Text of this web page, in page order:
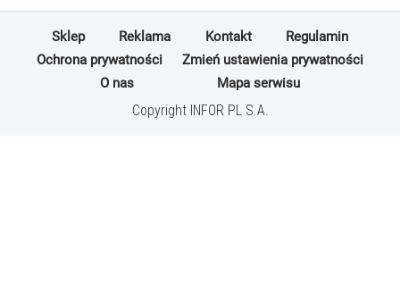
Sklep Reklama Kontakt
Regulamin
Ochrona prywatności
Zmień ustawienia prywatności
O nas
Mapa serwisu
Copyright INFOR PL S.A.